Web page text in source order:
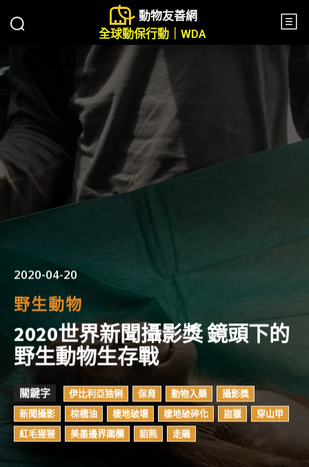
動物友善網
全球動保行動｜WDA
2020-04-20
野生動物
2020世界新聞攝影獎 鏡頭下的
野生動物生存戰
關鍵字 伊比利亞猞猁 保育 動物入藥
攝影獎
新聞攝影
棕櫚油 棲地破壞 棲地破碎化 盜獵
穿山甲
紅毛猩猩
美墨邊界圍欄 貂熊 走鵑